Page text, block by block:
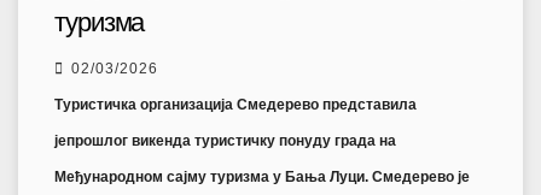
туризма
02/03/2026
Туристичка организација Смедерево представила
јепрошлог викенда туристичку понуду града на
Међународном сајму туризма у Бања Луци. Смедерево је